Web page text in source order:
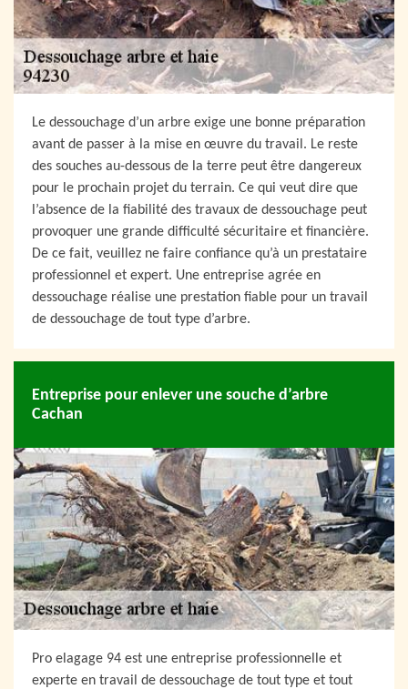
Le dessouchage d’un arbre exige une bonne préparation
avant de passer à la mise en œuvre du travail. Le reste
des souches au-dessous de la terre peut être dangereux
pour le prochain projet du terrain. Ce qui veut dire que
l’absence de la fiabilité des travaux de dessouchage peut
provoquer une grande difficulté sécuritaire et financière.
De ce fait, veuillez ne faire confiance qu’à un prestataire
professionnel et expert. Une entreprise agrée en
dessouchage réalise une prestation fiable pour un travail
de dessouchage de tout type d’arbre.
Entreprise pour enlever une souche d’arbre
Cachan
Pro elagage 94 est une entreprise professionnelle et
experte en travail de dessouchage de tout type et tout